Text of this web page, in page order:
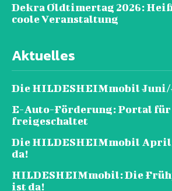
Dekra Oldtimertag 2026:
coole Veranstaltung
Aktuelles
Die HILDESHEIMmobil
E-Auto-Förderung: Portal
freigeschaltet
Die HILDESHEIMmobil
da!
HILDESHEIMmobil: Die
ist da!